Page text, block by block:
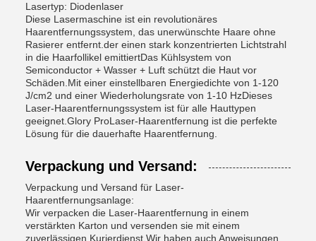
Lasertyp: Diodenlaser
Diese Lasermaschine ist ein revolutionäres
Haarentfernungssystem, das unerwünschte Haare ohne
Rasierer entfernt.der einen stark konzentrierten Lichtstrahl
in die Haarfollikel emittiertDas Kühlsystem von
Semiconductor + Wasser + Luft schützt die Haut vor
Schäden.Mit einer einstellbaren Energiedichte von 1-120
J/cm2 und einer Wiederholungsrate von 1-10 HzDieses
Laser-Haarentfernungssystem ist für alle Hauttypen
geeignet. Glory ProLaser-Haarentfernung ist die perfekte
Lösung für die dauerhafte Haarentfernung.
Verpackung und Versand:
Verpackung und Versand für Laser-
Haarentfernungsanlage:
Wir verpacken die Laser-Haarentfernung in einem
verstärkten Karton und versenden sie mit einem
zuverlässigen Kurierdienst.Wir haben auch Anweisungen